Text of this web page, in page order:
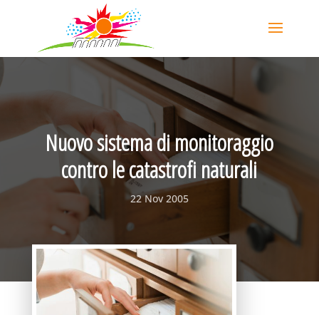
Nuovo sistema di monitoraggio
contro le catastrofi naturali
22 Nov 2005